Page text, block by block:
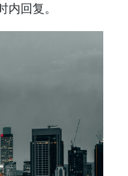
内回复。